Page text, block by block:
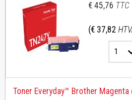
€ 45,76 TTC
(€ 37,82
1
Toner Everyday™ Brother